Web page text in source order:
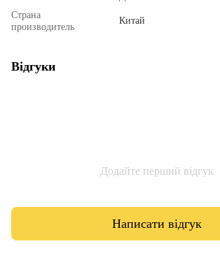
Страна
производитель
Китай
Відгуки
Додайте перший відгук
Написати відгук